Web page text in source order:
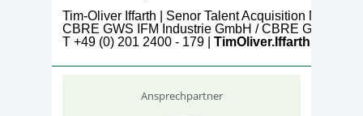
Tim-Oliver Iffarth
| Senor Talent Acquisition
CBRE GWS IFM Industrie GmbH / CBRE Global
T +49 (0) 201 2400 - 179 |
Ansprechpartner